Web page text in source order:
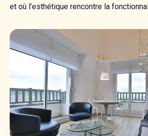
et où l’esthétique rencontre la